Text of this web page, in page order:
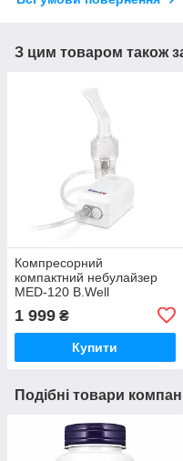
З цим товаром також
Компресорний
компактний небулайзер
MED-120 B.Well
1 999 ₴
Купити
Подібні товари